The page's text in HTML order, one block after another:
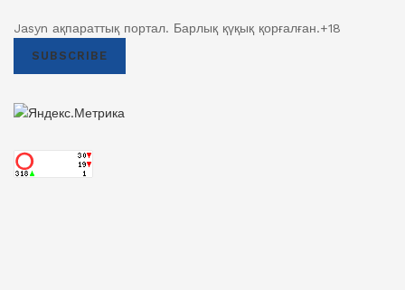
Jasyn ақпараттық портал. Барлық қүқық қорғалған.+18
SUBSCRIBE